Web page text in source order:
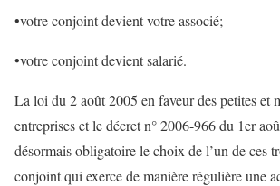
•votre conjoint devient votre associé;
•votre conjoint devient salarié.
La loi du 2 août 2005 en faveur des petites et
entreprises et le décret n° 2006-966 du 1er
désormais obligatoire le choix de l’un de ces
conjoint qui exerce de manière régulière une